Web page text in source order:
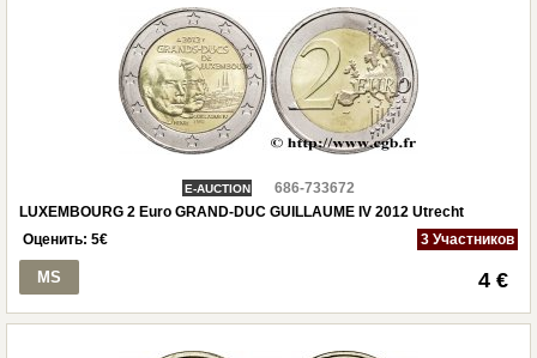
E-AUCTION
686-733672
LUXEMBOURG 2 Euro GRAND-DUC GUILLAUME IV 2012 Utrecht
Оценить: 5€ 3 Участников
MS 4 €